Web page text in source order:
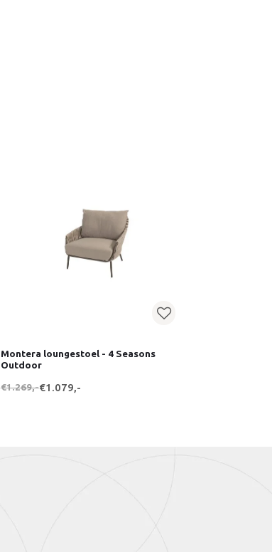
Montera loungestoel - 4 Seasons
Outdoor
€1.269,-€1.079,-